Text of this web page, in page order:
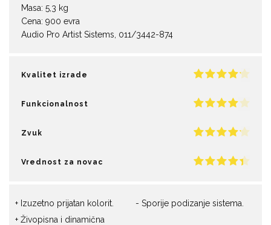
Masa: 5,3 kg
Cena: 900 evra
Audio Pro Artist Sistems, 011/3442-874
Kvalitet izrade
Funkcionalnost
Zvuk
Vrednost za novac
Izuzetno prijatan kolorit.
Živopisna i dinamična
Sporije podizanje sistema.